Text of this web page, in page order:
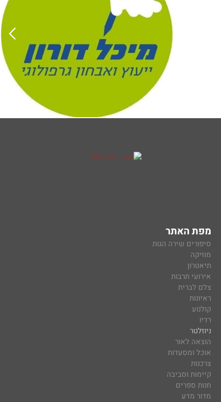
מפת האתר
סיפורים שירה הגות
מוזיקה
תיאטרון
אירועי תרבות
צלם לברית
ראיונות
קולנוע
רדיו
ניוזלטר
הוצאה לאור
אוכל ומסעדות
צרכנות
קיימות וסביבה
חנות ספרים
מדור מדע